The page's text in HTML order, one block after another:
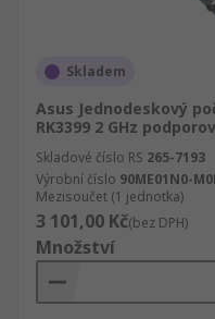
Skladem
Asus Jednodeskový
RK3399 2 GHz
Skladové číslo RS 265-7193
Výrobní číslo 90ME01N0-
Mezisoučet (1 jednotka)
3 101,00 Kč(bez DPH)
Množství